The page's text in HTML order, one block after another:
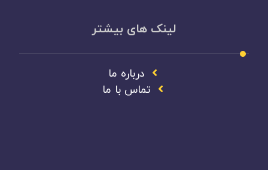
لینک های بیشتر
درباره ما
تماس با ما